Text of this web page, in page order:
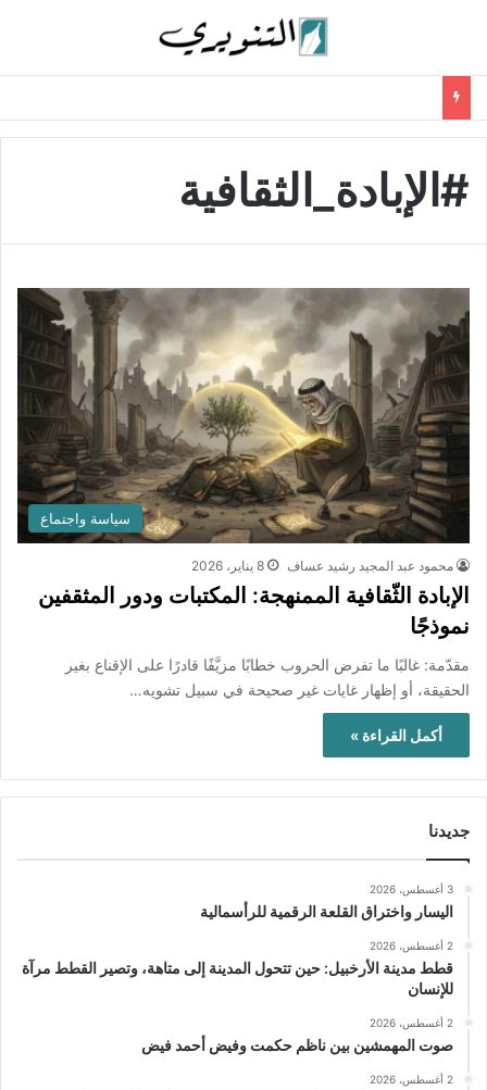
#الإبادة_الثقافية
سياسة واجتماع
محمود عبد المجيد رشيد عساف 8 يناير، 2026
الإبادة الثّقافية الممنهجة: المكتبات ودور المثقفين
نموذجًا
مقدّمة: غالبًا ما تفرض الحروب خطابًا مزيَّفًا قادرًا على الإقناع بغير
الحقيقة، أو إظهار غايات غير صحيحة في سبيل تشويه…
أكمل القراءة »
جديدنا
3 أغسطس، 2026
اليسار واختراق القلعة الرقمية للرأسمالية
2 أغسطس، 2026
قطط مدينة الأرخبيل: حين تتحول المدينة إلى متاهة، وتصير القطط مرآة
للإنسان
2 أغسطس، 2026
صوت المهمشين بين ناظم حكمت وفيض أحمد فيض
2 أغسطس، 2026